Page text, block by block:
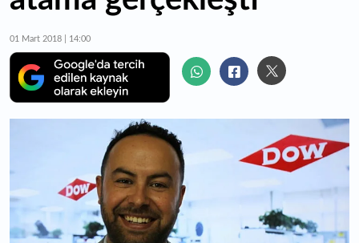
01 Mart 2018 | 14:00